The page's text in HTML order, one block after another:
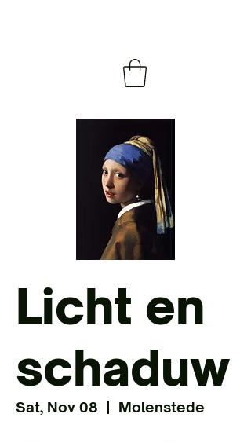
Licht en
schaduw
Sat, Nov 08 Molenstede